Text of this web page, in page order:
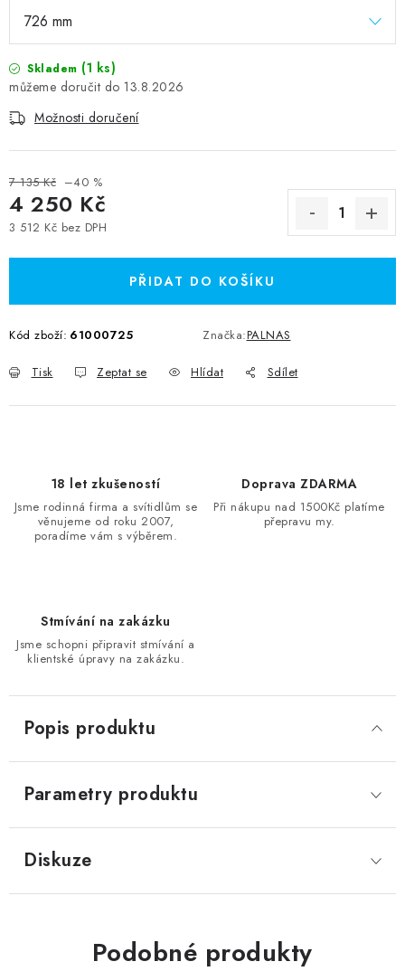
Skladem (1 ks)
13.8.2026
Možnosti doručení
7 135 Kč –40 %
4 250 Kč
3 512 Kč bez DPH
PŘIDAT DO KOŠÍKU
Kód zboží: 61000725 Značka:PALNAS
Tisk Zeptat se Hlídat Sdílet
18 let zkušeností
Jsme rodinná firma a svítidlům se
věnujeme od roku 2007,
poradíme vám s výběrem.
Doprava ZDARMA
Při nákupu nad 1500Kč platíme
přepravu my.
Stmívání na zakázku
Jsme schopni připravit stmívání a
klientské úpravy na zakázku.
Popis produktu
Parametry produktu
Diskuze
Podobné produkty